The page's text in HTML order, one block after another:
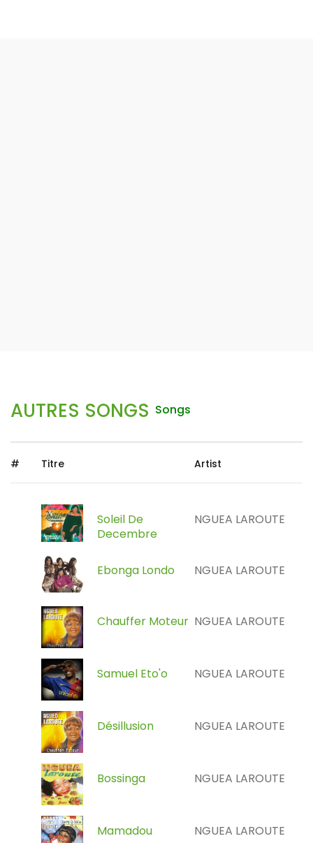
AUTRES SONGS Songs
# Titre Artist
Soleil De
Decembre
NGUEA LAROUTE
Ebonga Londo NGUEA LAROUTE
Chauffer Moteur NGUEA LAROUTE
Samuel Eto'o NGUEA LAROUTE
Désillusion NGUEA LAROUTE
Bossinga NGUEA LAROUTE
Mamadou NGUEA LAROUTE